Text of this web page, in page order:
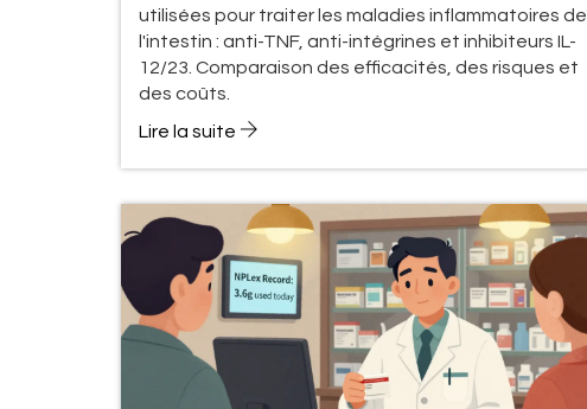
utilisées pour traiter les maladies inflammatoires de
l'intestin : anti-TNF, anti-intégrines et inhibiteurs IL-
12/23. Comparaison des efficacités, des risques et
des coûts.
Lire la suite